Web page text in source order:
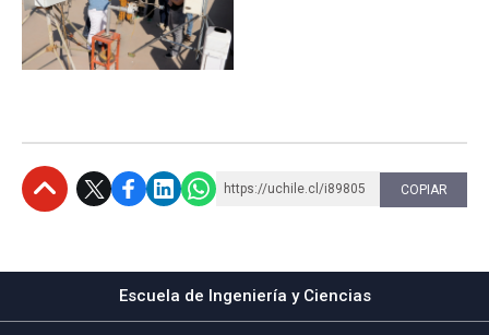
https://uchile.cl/i89805 COPIAR
Escuela de Ingeniería y Ciencias